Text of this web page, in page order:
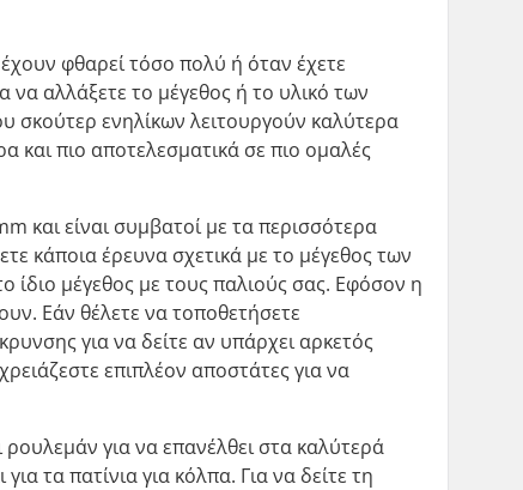
φθαρεί τόσο πολύ ή όταν έχετε
να αλλάξετε το μέγεθος ή το υλικό των
σκούτερ ενηλίκων λειτουργούν καλύτερα
και πιο αποτελεσματικά σε πιο ομαλές
και είναι συμβατοί με τα περισσότερα
κάποια έρευνα σχετικά με το μέγεθος των
ίδιο μέγεθος με τους παλιούς σας. Εφόσον η
Εάν θέλετε να τοποθετήσετε
για να δείτε αν υπάρχει αρκετός
επιπλέον αποστάτες για να
ρουλεμάν για να επανέλθει στα καλύτερά
τα πατίνια για κόλπα. Για να δείτε τη